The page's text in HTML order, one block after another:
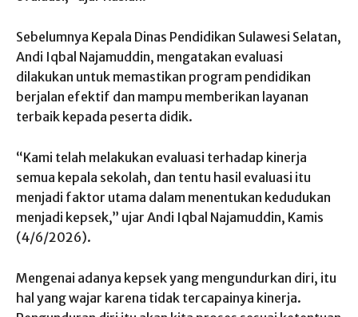
Sebelumnya Kepala Dinas Pendidikan Sulawesi Selatan,
Andi Iqbal Najamuddin, mengatakan evaluasi
dilakukan untuk memastikan program pendidikan
berjalan efektif dan mampu memberikan layanan
terbaik kepada peserta didik.
“Kami telah melakukan evaluasi terhadap kinerja
semua kepala sekolah, dan tentu hasil evaluasi itu
menjadi faktor utama dalam menentukan kedudukan
menjadi kepsek,” ujar Andi Iqbal Najamuddin, Kamis
(4/6/2026).
Mengenai adanya kepsek yang mengundurkan diri, itu
hal yang wajar karena tidak tercapainya kinerja.